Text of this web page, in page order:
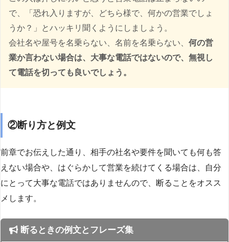
で、「恐れ入りますが、どちら様で、何かの営業でしょ
うか？」とハッキリ聞くようにしましょう。
会社名や屋号を名乗らない、名前を名乗らない、 何の営
業か言わない場合は、大事な電話ではないので、無視し
て電話を切っても良いでしょう。
②断り方と例文
前章でお伝えした通り、相手の社名や要件を聞いても何も答
えない場合や、はぐらかして営業を続けてくる場合は、自分
にとって大事な電話ではありませんので、断ることをオスス
メします。
断るときの例文とフレーズ集